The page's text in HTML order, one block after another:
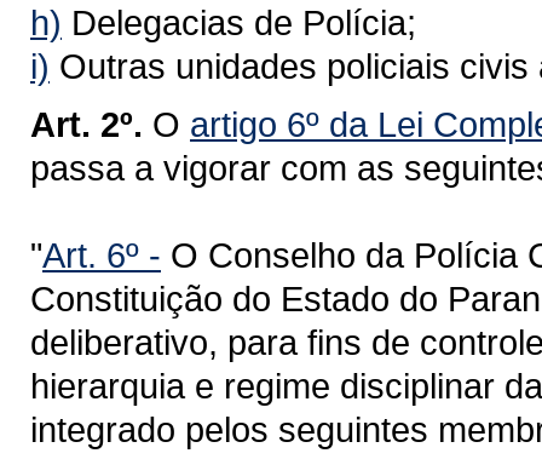
h) Delegacias de Polícia;
i) Outras unidades policiais civis
Art. 2º. O artigo 6º da Lei
passa a vigorar com as
"Art. 6º - O Conselho da Polícia
Constituição do Estado do
deliberativo, para fins de
hierarquia e regime disciplinar
integrado pelos seguintes